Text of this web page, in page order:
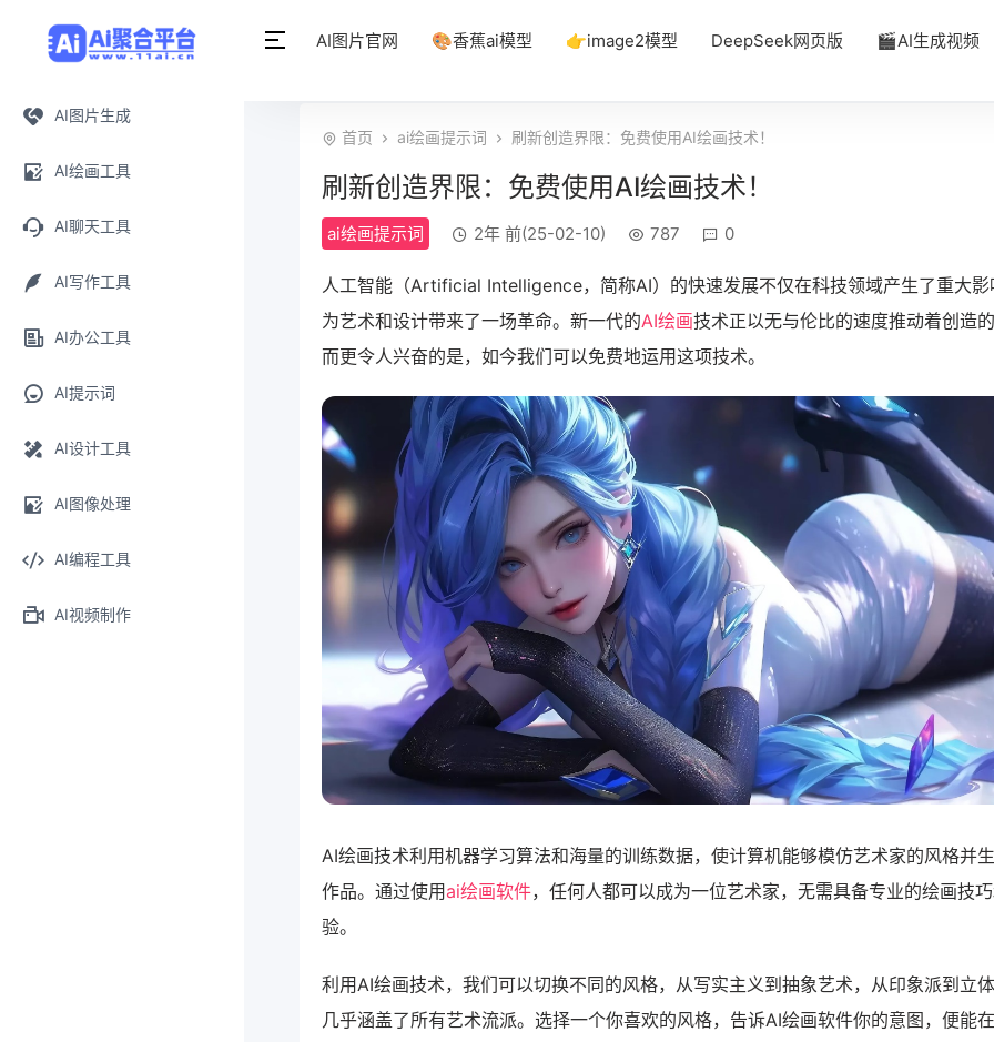
AI图片生成
AI绘画工具
AI聊天工具
AI写作工具
AI办公工具
AI提示词
AI设计工具
AI图像处理
AI编程工具
AI视频制作
AI图片官网 🎨香蕉ai模型 👉image2模型 DeepSeek网页版 🎬AI生成视频
首页 ai绘画提示词 刷新创造界限：免费使用AI绘画技术！
刷新创造界限：免费使用AI绘画技术！
ai绘画提示词 2年 前(25-02-10) 787 0
人工智能（Artificial Intelligence，简称AI）的快速发展不仅在科技领域产生了重大影
为艺术和设计带来了一场革命。新一代的AI绘画技术正以无与伦比的速度推动着创造
而更令人兴奋的是，如今我们可以免费地运用这项技术。
AI绘画技术利用机器学习算法和海量的训练数据，使计算机能够模仿艺术家的风格并
作品。通过使用ai绘画软件，任何人都可以成为一位艺术家，无需具备专业的绘画技
验。
利用AI绘画技术，我们可以切换不同的风格，从写实主义到抽象艺术，从印象派到立
几乎涵盖了所有艺术流派。选择一个你喜欢的风格，告诉AI绘画软件你的意图，便能